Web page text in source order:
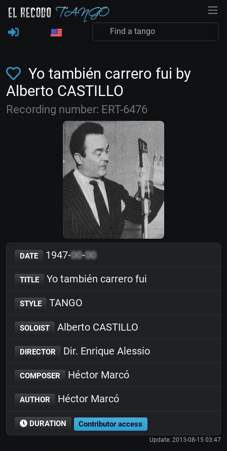
Yo también carrero fui by
Alberto CASTILLO
Recording number: ERT-6476
DATE 1947-00-00
TITLE Yo también carrero fui
STYLE TANGO
SOLOIST Alberto CASTILLO
DIRECTOR Dir. Enrique Alessio
COMPOSER Héctor Marcó
AUTHOR Héctor Marcó
DURATION Contributor access
Update: 2013-08-15 03:47